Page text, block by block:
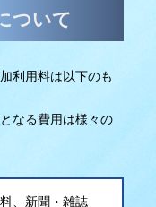
ついて
利用料は以下のも
なる費用は様々の
、新聞・雑誌